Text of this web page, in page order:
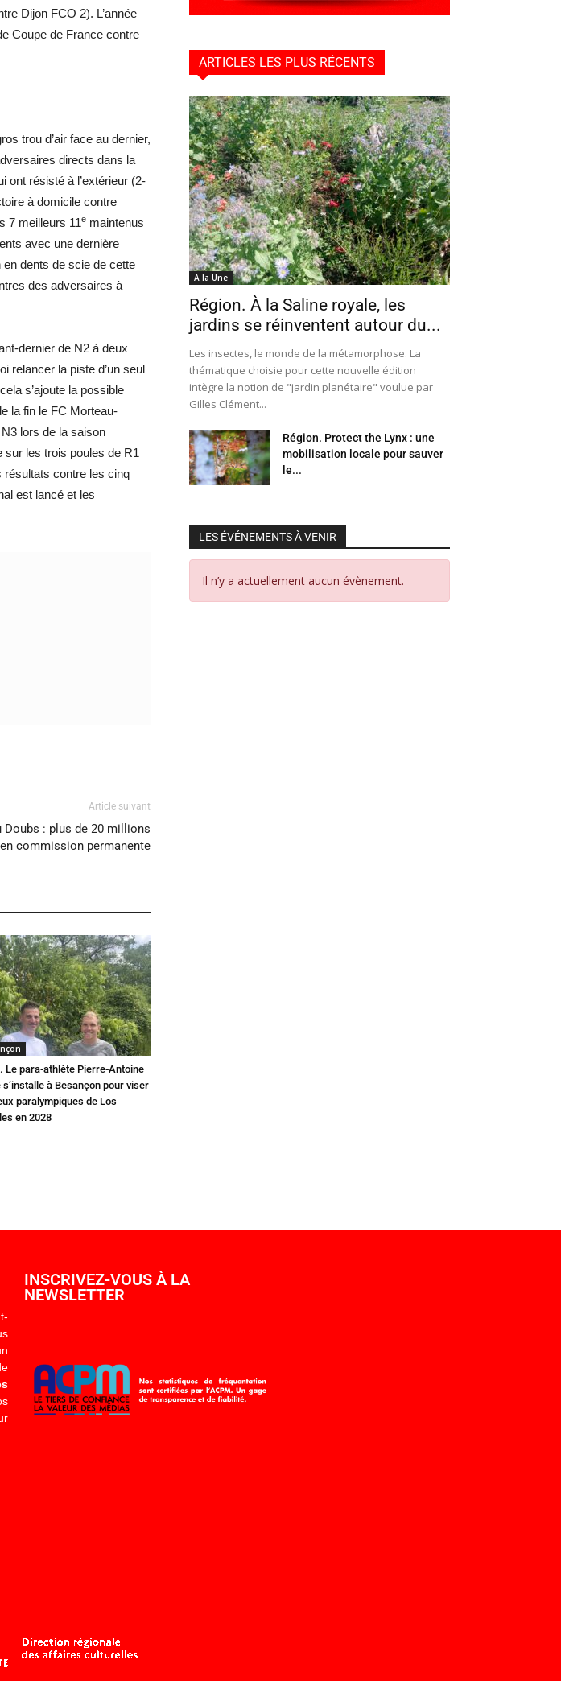
Dijon FCO 2). L’année
Coupe de France contre
trou d’air face au dernier,
directs dans la
ont résisté à l’extérieur (2-
à domicile contre
7 meilleurs 11e maintenus
avec une dernière
dents de scie de cette
des adversaires à
dernier de N2 à deux
relancer la piste d’un seul
s’ajoute la possible
la fin le FC Morteau-
lors de la saison
sur les trois poules de R1
résultats contre les cinq
est lancé et les
Article suivant
Doubs : plus de 20 millions
commission permanente
Le para-athlète Pierre-Antoine
s’installe à Besançon pour viser
paralympiques de Los
en 2028
ARTICLES LES PLUS RÉCENTS
A la Une
Région. À la Saline royale, les
jardins se réinventent autour du...
Les insectes, le monde de la métamorphose. La
thématique choisie pour cette nouvelle édition
intègre la notion de "jardin planétaire" voulue par
Gilles Clément...
Région. Protect the Lynx : une
mobilisation locale pour sauver
le...
LES ÉVÉNEMENTS À VENIR
Il n’y a actuellement aucun évènement.
INSCRIVEZ-VOUS À LA
NEWSLETTER